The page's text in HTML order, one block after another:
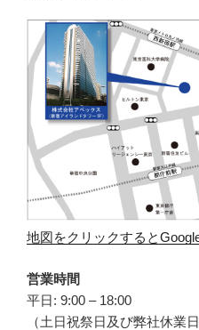
地図をクリックすると
営業時間
平日: 9:00 – 18:00
（土日祝祭日及び弊社休業